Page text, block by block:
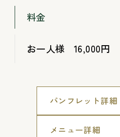
料金
お一人様 16,000円
パンフレット詳細
メニュー詳細